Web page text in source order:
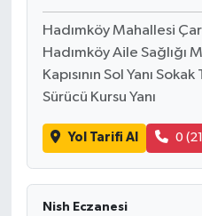
Hadımköy Mahallesi
Hadımköy Aile Sağlığı
Kapısının Sol Yanı
Sürücü Kursu Yanı
Yol Tarifi Al 0
Nish Eczanesi